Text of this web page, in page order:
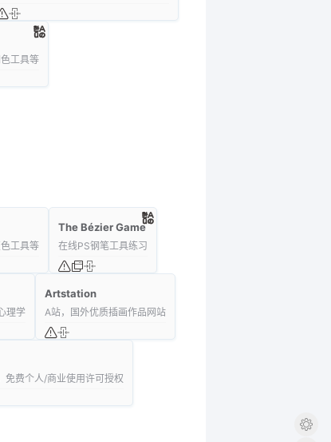
工具等
工具等
The Bézier Game
在线PS钢笔工具练习
理学
Artstation
A站，国外优质插画作品网站
免费个人/商业使用许可授权